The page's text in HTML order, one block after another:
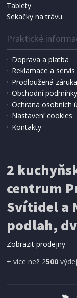
199 Kč
SÍŤ PROTI HMYZU
ProGarden
dveří
Tablety
Sekačky na trávu
Praktické
Doprava a platba
Reklamace a servis
Prodloužená záruka
Obchodní podmínky
Ochrana osobních
Nastavení cookies
Kontakty
2
centrum
Svítidel a
podlah,
Zobrazit prodejny
+ více než 2500